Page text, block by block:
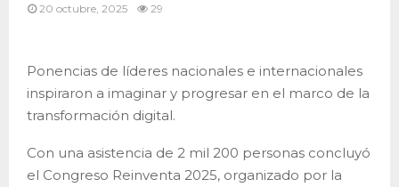
20 octubre, 2025 29
Ponencias de líderes nacionales e internacionales
inspiraron a imaginar y progresar en el marco de la
transformación digital.
Con una asistencia de 2 mil 200 personas concluyó
el Congreso Reinventa 2025, organizado por la